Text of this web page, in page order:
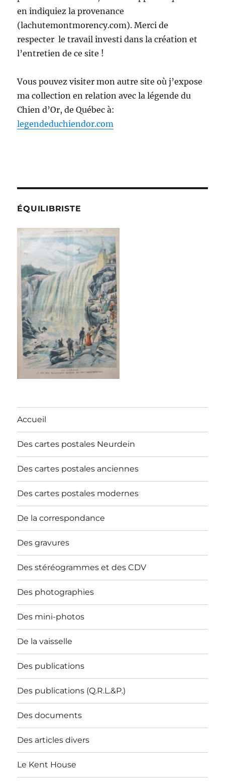
en indiquiez la provenance
(lachutemontmorency.com). Merci de
respecter le travail investi dans la création et
l’entretien de ce site !
Vous pouvez visiter mon autre site où j’expose
ma collection en relation avec la légende du
Chien d’Or, de Québec à:
legendeduchiendor.com
ÉQUILIBRISTE
Accueil
Des cartes postales Neurdein
Des cartes postales anciennes
Des cartes postales modernes
De la correspondance
Des gravures
Des stéréogrammes et des CDV
Des photographies
Des mini-photos
De la vaisselle
Des publications
Des publications (Q.R.L.&P.)
Des documents
Des articles divers
Le Kent House